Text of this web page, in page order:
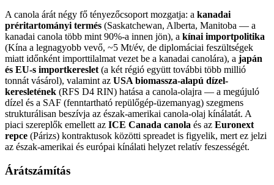
A canola árát négy fő tényezőcsoport mozgatja: a kanadai
préritartományi termés (Saskatchewan, Alberta, Manitoba — a
kanadai canola több mint 90%-a innen jön), a kínai importpolitika
(Kína a legnagyobb vevő, ~5 Mt/év, de diplomáciai feszültségek
miatt időnként importtilalmat vezet be a kanadai canolára), a japán
és EU-s importkereslet (a két régió együtt további több millió
tonnát vásárol), valamint az USA biomassza-alapú dízel-
keresletének (RFS D4 RIN) hatása a canola-olajra — a megújuló
dízel és a SAF (fenntartható repülőgép-üzemanyag) szegmens
strukturálisan beszívja az észak-amerikai canola-olaj kínálatát. A
piaci szereplők emellett az ICE Canada canola és az Euronext
repce (Párizs) kontraktusok közötti spreadet is figyelik, mert ez jelzi
az észak-amerikai és európai kínálati helyzet relatív feszességét.
Árátszámítás